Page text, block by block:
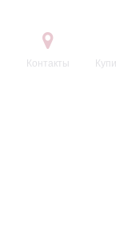
Контакты